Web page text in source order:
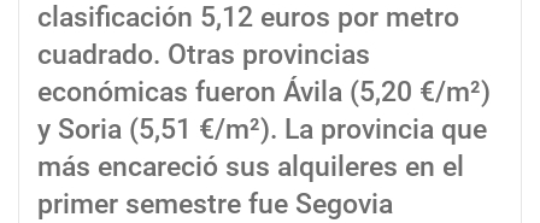
clasificación 5,12 euros por metro
cuadrado. Otras provincias
económicas fueron Ávila (5,20 €/m²)
y Soria (5,51 €/m²). La provincia que
más encareció sus alquileres en el
primer semestre fue Segovia